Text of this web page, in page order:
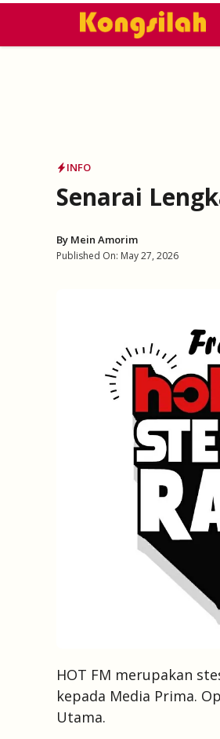
INFO
Senarai
By Mein Amorim
Published On: May 27, 2026
HOT FM merupakan
kepada Media Prima.
Utama.